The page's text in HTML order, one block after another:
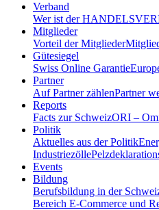
Verband
Wer ist der
Mitglieder
Vorteil der Mitglieder
Gütesiegel
Swiss Online Garantie
Partner
Auf Partner zählenPartner
Reports
Facts zur SchweizORI –
Politik
Aktuelles aus der Politik
Industriezölle
Events
Bildung
Berufsbildung in der
Bereich E-Commerce und